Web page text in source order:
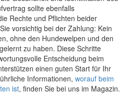
sollte ebenfalls
Rechte und Pflichten beider
vorsichtig bei der Zahlung: Kein
ohne den Hundewelpen und den
zu haben. Diese Schritte
Entscheidung beim
einen guten Start für Ihr
Informationen, worauf beim
ist, finden Sie bei uns im Magazin.